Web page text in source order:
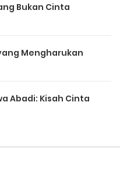
Bukan Cinta
Mengharukan
Abadi: Kisah Cinta